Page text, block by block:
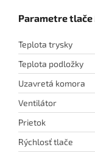
Parametre tlače
Teplota trysky
Teplota podložky
Uzavretá komora
Ventilátor
Prietok
Rýchlosť tlače